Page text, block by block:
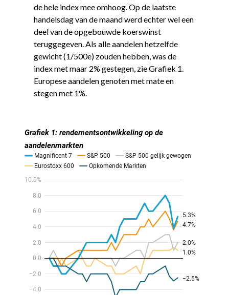
de hele index mee omhoog. Op de laatste
handelsdag van de maand werd echter wel een
deel van de opgebouwde koerswinst
teruggegeven. Als alle aandelen hetzelfde
gewicht (1/500e) zouden hebben, was de
index met maar 2% gestegen, zie Grafiek 1.
Europese aandelen genoten met mate en
stegen met 1%.